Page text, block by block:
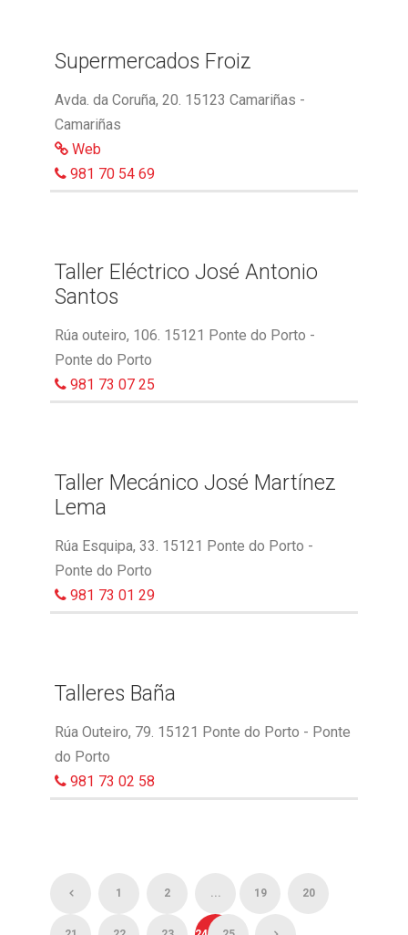
Supermercados Froiz
Avda. da Coruña, 20. 15123 Camariñas -
Camariñas
Web
981 70 54 69
Taller Eléctrico José Antonio
Santos
Rúa outeiro, 106. 15121 Ponte do Porto -
Ponte do Porto
981 73 07 25
Taller Mecánico José Martínez
Lema
Rúa Esquipa, 33. 15121 Ponte do Porto -
Ponte do Porto
981 73 01 29
Talleres Baña
Rúa Outeiro, 79. 15121 Ponte do Porto - Ponte
do Porto
981 73 02 58
1 2 ... 19 20